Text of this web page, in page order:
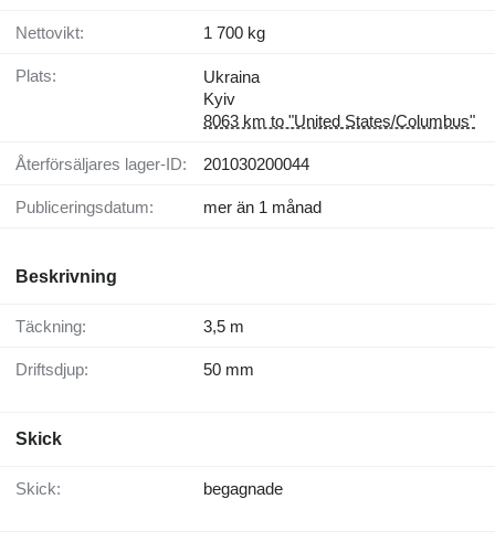
Nettovikt: 1 700 kg
Plats:
Ukraina
Kyiv
8063 km to "United States/Columbus"
Återförsäljares lager-ID: 201030200044
Publiceringsdatum: mer än 1 månad
Beskrivning
Täckning: 3,5 m
Driftsdjup: 50 mm
Skick
Skick: begagnade